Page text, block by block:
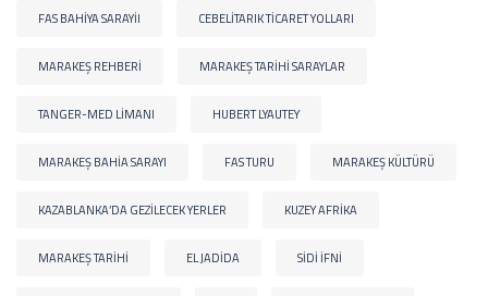
FAS BAHIYA SARAYII CEBELITARIK TICARET YOLLARI
MARAKEŞ REHBERI MARAKEŞ TARIHI SARAYLAR
TANGER-MED LIMANI HUBERT LYAUTEY
MARAKEŞ BAHIA SARAYI FAS TURU MARAKEŞ KÜLTÜRÜ
KAZABLANKA’DA GEZILECEK YERLER KUZEY AFRIKA
MARAKEŞ TARIHI EL JADIDA SIDI IFNI